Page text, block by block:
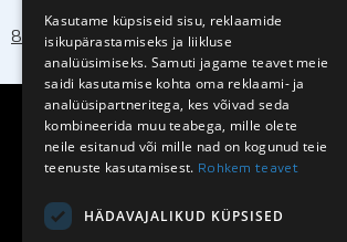
87A
88A 90A
SEBA rulluisud
on loodud rulluisutajalt
pidevalt testitud ning täiustatud
Kasutame küpsiseid sisu, reklaamide
isikupärastamiseks ja liikluse
analüüsimiseks. Samuti jagame teavet meie
saidi kasutamise kohta oma reklaami- ja
analüüsipartneritega, kes võivad seda
kombineerida muu teabega, mille olete
neile esitanud või mille nad on kogunud teie
teenuste kasutamisest. Rohkem teavet
HÄDAVAJALIKUD KÜPSISED